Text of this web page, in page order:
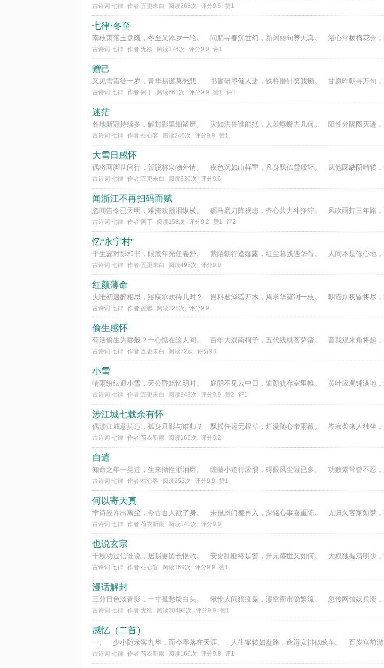
古诗词 七律 作者:五更未白 阅读263次 评分9.5 赞1
七律·冬至
古诗词 七律 作者:无欲 阅读174次 评分9.9 评1
赠己
古诗词 七律 作者:阿丁 阅读661次 评分9.9 赞1 评1
迷茫
古诗词 七律 作者:枯心客 阅读246次 评分9.9 赞1
大雪日感怀
古诗词 七律 作者:五更未白 阅读330次 评分9.6
闻浙江不再扫码而赋
古诗词 七律 作者:阿丁 阅读158次 评分9.2 赞1 评2
忆“永宁村”
古诗词 七律 作者:五更未白 阅读495次 评分9.9
红颜薄命
古诗词 七律 作者:懿馨 阅读228次 评分9.9
偷生感怀
古诗词 七律 作者:五更未白 阅读72次 评分9.1
小雪
古诗词 七律 作者:五更未白 阅读843次 评分9.9 赞2 评1
涉江城七载余有怀
古诗词 七律 作者:荷衣听雨 阅读165次 评分9.2
自遣
古诗词 七律 作者:枯心客 阅读253次 评分9.9 赞1
何以寄天真
古诗词 七律 作者:荷衣听雨 阅读141次 评分9.9
也说玄宗
古诗词 七律 作者:枯心客 阅读169次 评分9.9 赞1
漫话解封
古诗词 七律 作者:无欲 阅读20498次 评分9.9 赞1
感忆（二首）
古诗词 七律 作者:荷衣听雨 阅读166次 评分9.8 评1